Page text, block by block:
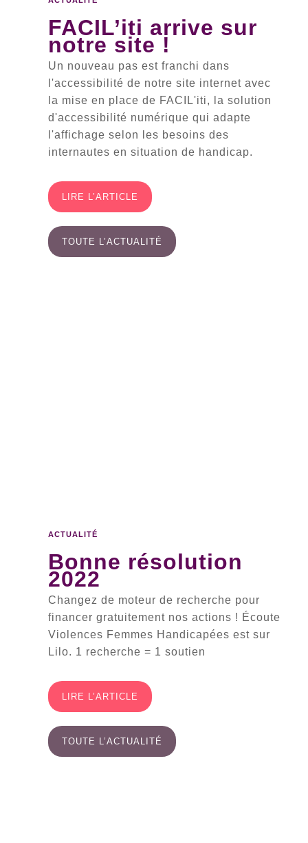
FACIL’iti arrive sur
notre site !
Un nouveau pas est franchi dans
l'accessibilité de notre site internet avec
la mise en place de FACIL'iti, la solution
d'accessibilité numérique qui adapte
l'affichage selon les besoins des
internautes en situation de handicap.
LIRE L’ARTICLE
TOUTE L’ACTUALITÉ
ACTUALITÉ
Bonne résolution
2022
Changez de moteur de recherche pour
financer gratuitement nos actions ! Écoute
Violences Femmes Handicapées est sur
Lilo. 1 recherche = 1 soutien
LIRE L’ARTICLE
TOUTE L’ACTUALITÉ